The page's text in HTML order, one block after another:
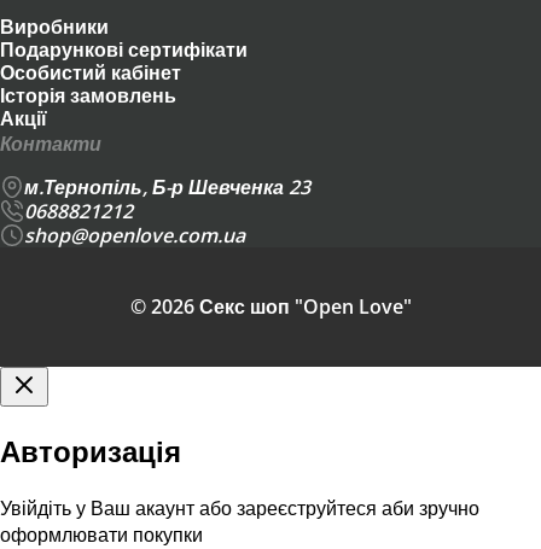
Виробники
Подарункові сертифікати
Особистий кабінет
Історія замовлень
Акції
Контакти
м.Тернопіль, Б-р Шевченка 23
0688821212
shop@openlove.com.ua
© 2026 Секс шоп "Open Love"
Авторизація
Увійдіть у Ваш акаунт або зареєструйтеся аби зручно
оформлювати покупки